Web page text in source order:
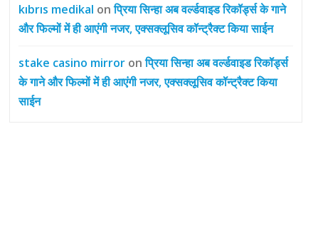
kıbrıs medikal onप्रिया सिन्हा अब वर्ल्डवाइड रिकॉर्ड्स के गाने
और फिल्मों में ही आएंगी नजर, एक्सक्लूसिव कॉन्ट्रैक्ट किया साईन
stake casino mirror onप्रिया सिन्हा अब वर्ल्डवाइड रिकॉर्ड्स
के गाने और फिल्मों में ही आएंगी नजर, एक्सक्लूसिव कॉन्ट्रैक्ट किया
साईन